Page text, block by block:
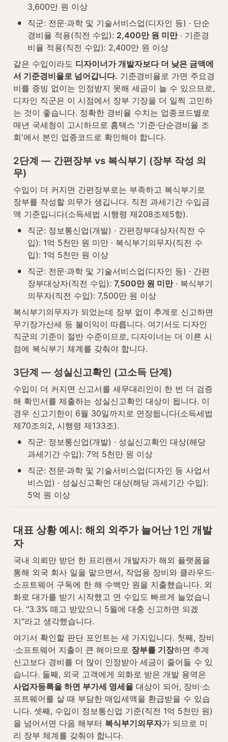
3,600만 원 이상
•
직군: 전문·과학 및 기술서비스업(디자인 등) · 단순
경비율 적용(직전 수입): 2,400만 원 미만 · 기준경
비율 적용(직전 수입): 2,400만 원 이상
같은 수입이라도 디자이너가 개발자보다 더 낮은 금액에
서 기준경비율로 넘어갑니다. 기준경비율로 가면 주요경
비를 증빙 없이는 인정받지 못해 세금이 늘 수 있으므로,
디자인 직군은 이 시점에서 장부 기장을 더 일찍 고민하
는 것이 좋습니다. 정확한 경비율 수치는 업종코드별로
매년 국세청이 고시하므로 홈택스 '기준·단순경비율 조
회'에서 본인 업종코드로 확인해야 합니다.
2단계 — 간편장부 vs 복식부기 (장부 작성 의
무)
수입이 더 커지면 간편장부로는 부족하고 복식부기로
장부를 작성할 의무가 생깁니다. 직전 과세기간 수입금
액 기준입니다(소득세법 시행령 제208조제5항).
•
직군: 정보통신업(개발) · 간편장부대상자(직전 수
입): 1억 5천만 원 미만 · 복식부기의무자(직전 수
입): 1억 5천만 원 이상
•
직군: 전문·과학 및 기술서비스업(디자인 등) · 간편
장부대상자(직전 수입): 7,500만 원 미만 · 복식부기
의무자(직전 수입): 7,500만 원 이상
복식부기의무자가 되었는데 장부 없이 추계로 신고하면
무기장가산세 등 불이익이 따릅니다. 여기서도 디자인
직군의 기준이 절반 수준이므로, 디자이너는 더 이른 시
점에 복식부기 체계를 갖춰야 합니다.
3단계 — 성실신고확인 (고소득 단계)
수입이 더 커지면 신고서를 세무대리인이 한 번 더 검증
해 확인서를 제출하는 성실신고확인 대상이 됩니다. 이
경우 신고기한이 6월 30일까지로 연장됩니다(소득세법
제70조의2, 시행령 제133조).
•
직군: 정보통신업(개발) · 성실신고확인 대상(해당
과세기간 수입): 7억 5천만 원 이상
•
직군: 전문·과학 및 기술서비스업(디자인 등 사업서
비스업) · 성실신고확인 대상(해당 과세기간 수입):
5억 원 이상
대표 상황 예시: 해외 외주가 늘어난 1인 개발
자
국내 의뢰만 받던 한 프리랜서 개발자가 해외 플랫폼을
통해 외국 회사 일을 맡으면서, 작업용 장비와 클라우드·
소프트웨어 구독에 한 해 수백만 원을 지출했습니다. 외
화로 대가를 받기 시작했고 연 수입도 빠르게 늘었습니
다. "3.3% 떼고 받았으니 5월에 대충 신고하면 되겠
지"라고 생각했습니다.
여기서 확인할 판단 포인트는 세 가지입니다. 첫째, 장비
·소프트웨어 지출이 큰 해이므로 장부를 기장하면 추계
신고보다 경비를 더 많이 인정받아 세금이 줄어들 수 있
사업자등록을 하면 부가세 영세율 대상이 되어, 장비·소
프트웨어를 살 때 부담한 매입세액을 환급받을 수 있습
니다. 셋째, 수입이 정보통신업 기준(직전 1억 5천만 원)
을 넘어서면 다음 해부터 복식부기의무자가 되므로 미
리 장부 체계를 갖춰야 합니다.